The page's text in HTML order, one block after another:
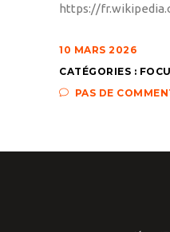
https://
10 MARS 2026
CATÉGORIES :
PAS DE